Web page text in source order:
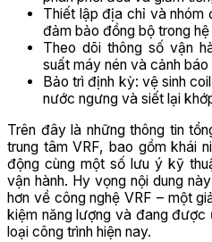
Thiết lập địa chỉ và nhóm
đảm bảo đồng bộ trong hệ
Theo dõi thông số vận
suất máy nén và cảnh báo
Bảo trì định kỳ: vệ sinh
nước ngưng và siết lại
Trên đây là những thông tin
trung tâm VRF, bao gồm khái
động cùng một số lưu ý kỹ
vận hành. Hy vọng nội dung
hơn về công nghệ VRF – một
kiệm năng lượng và đang được
loại công trình hiện nay.